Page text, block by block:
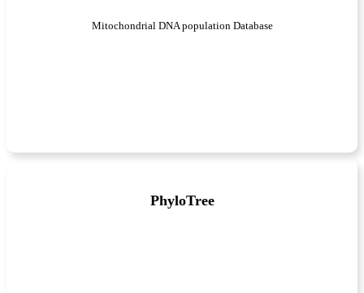
Mitochondrial DNA population Database
PhyloTree